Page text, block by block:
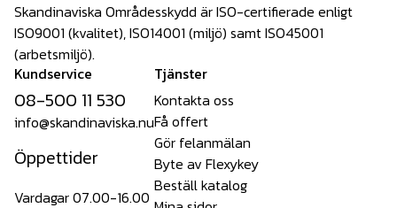
Skandinaviska Områdesskydd är ISO-certifierade enligt
ISO9001 (kvalitet), ISO14001 (miljö) samt ISO45001
(arbetsmiljö).
Kundservice
08-500 11 530
info@skandinaviska.nu
Öppettider
Vardagar 07.00-16.00
Tjänster
Kontakta oss
Få offert
Gör felanmälan
Byte av Flexykey
Beställ katalog